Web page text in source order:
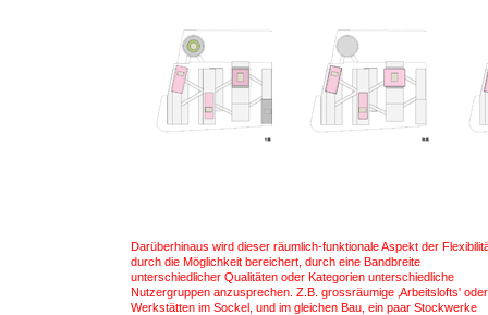
Darüberhinaus wird dieser räumlich-funktionale Aspekt der
durch die Möglichkeit bereichert, durch eine Bandbreite
unterschiedlicher Qualitäten oder Kategorien unterschiedliche
Nutzergruppen anzusprechen. Z.B. grossräumige ‚Arbeitslofts' oder
Werkstätten im Sockel, und im gleichen Bau, ein paar Stockwerke